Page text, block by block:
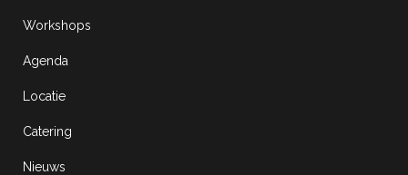
Workshops
Agenda
Locatie
Catering
Nieuws